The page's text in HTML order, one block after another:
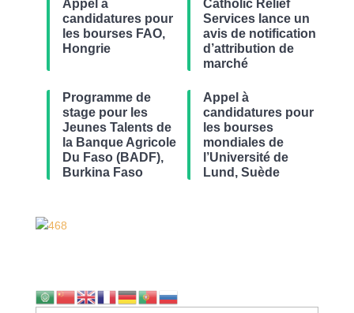
Appel à
candidatures pour
les bourses FAO,
Hongrie
Catholic Relief
Services lance un
avis de notification
d’attribution de
marché
Programme de
stage pour les
Jeunes Talents de
la Banque Agricole
Du Faso (BADF),
Burkina Faso
Appel à
candidatures pour
les bourses
mondiales de
l’Université de
Lund, Suède